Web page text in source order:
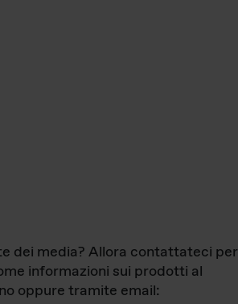
dei media? Allora contattateci per
informazioni sui prodotti al
oppure tramite email: